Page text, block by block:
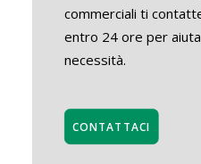
commerciali ti
entro 24 ore per
necessità.
CONTATTACI